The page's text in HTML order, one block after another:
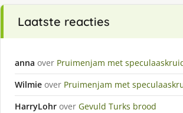
Laatste reacties
anna over Pruimenjam met
Wilmie over Pruimenjam met
HarryLohr over Gevuld Turks brood